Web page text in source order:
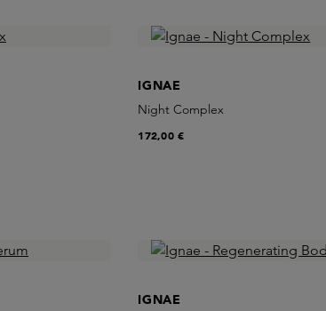
IGNAE
Night Complex
172,00 €
IGNAE